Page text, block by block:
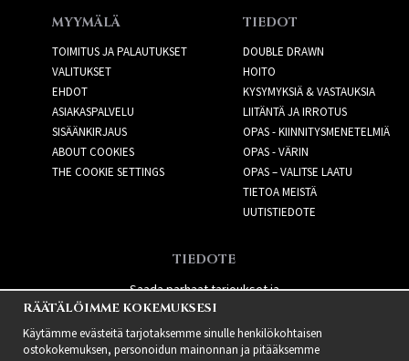
MYYMÄLÄ
TOIMITUS JA PALAUTUKSET
VALITUKSET
EHDOT
ASIAKASPALVELU
SISÄÄNKIRJAUS
ABOUT COOKIES
THE COOKIE SETTINGS
TIEDOT
DOUBLE DRAWN
HOITO
KYSYMYKSIÄ & VASTAUKSIA
LIITÄNTÄ JA IRROTUS
OPAS - KIINNITYSMENETELMIÄ
OPAS - VÄRIN
OPAS – VALITSE LAATU
TIETOA MEISTÄ
UUTISTIEDOTE
TIEDOTE
Saada parhaat tarjoukset ja
uusia tuotteita!
RÄÄTÄLÖIMME KOKEMUKSESI
Käytämme evästeitä tarjotaksemme sinulle henkilökohtaisen
ostokokemuksen, personoidun mainonnan ja pitääksemme